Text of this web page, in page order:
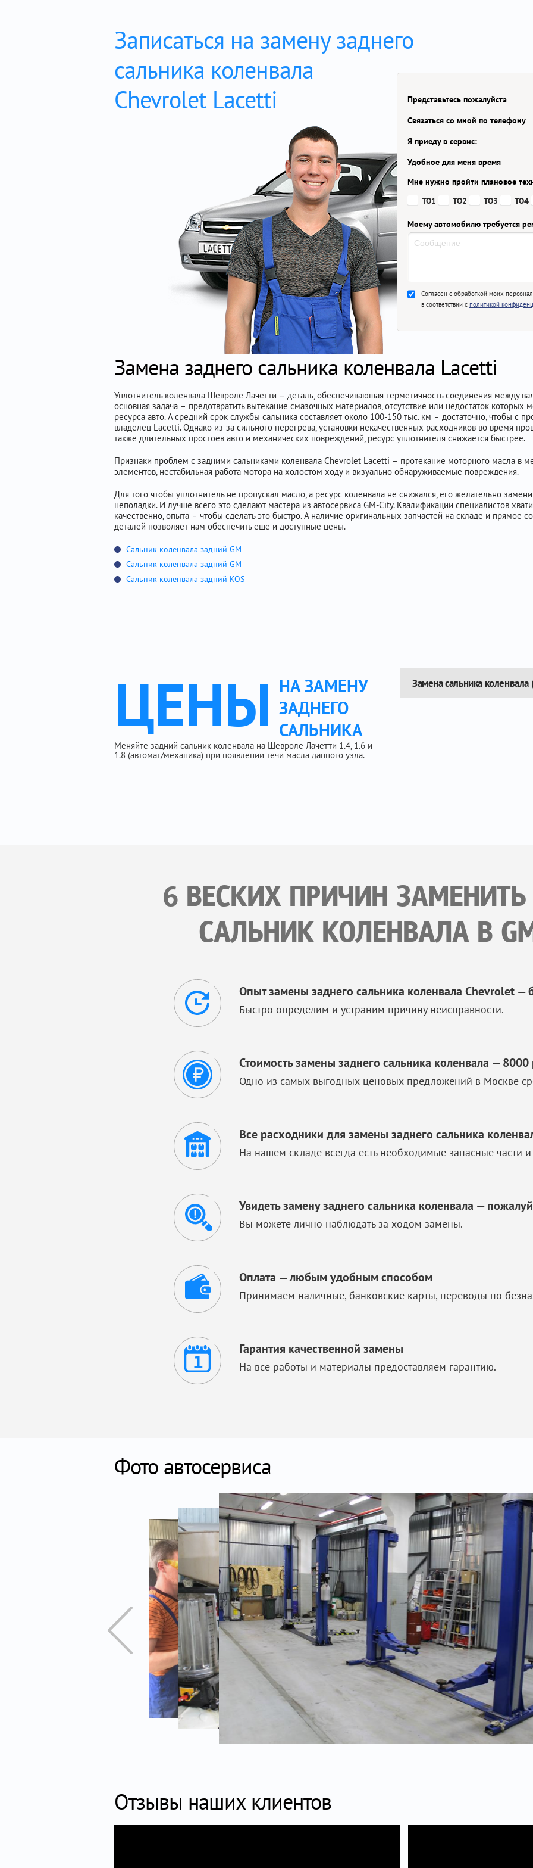
Записаться на замену заднего
сальника коленвала
Chevrolet Lacetti
Представьтесь пожалуйста
Связаться со мной по телефону
Я приеду в сервис:
Удобное для меня время
Мне нужно пройти плановое
ТО1
ТО2 ТО3 ТО4
Моему автомобилю требуется
Согласен с обработкой моих
в соответствии с политикой
Замена заднего сальника коленвала Lacetti
Уплотнитель коленвала Шевроле Лачетти – деталь, обеспечивающая герметичность соединения между
основная задача – предотвратить вытекание смазочных материалов, отсутствие или недостаток которых
ресурса авто. А средний срок службы сальника составляет около 100-150 тыс. км – достаточно, чтобы с
владелец Lacetti. Однако из-за сильного перегрева, установки некачественных расходников во время
также длительных простоев авто и механических повреждений, ресурс уплотнителя снижается быстрее.
Признаки проблем с задними сальниками коленвала Chevrolet Lacetti – протекание моторного масла в
элементов, нестабильная работа мотора на холостом ходу и визуально обнаруживаемые повреждения.
Для того чтобы уплотнитель не пропускал масло, а ресурс коленвала не снижался, его желательно
неполадки. И лучше всего это сделают мастера из автосервиса GM-City. Квалификации специалистов
качественно, опыта – чтобы сделать это быстро. А наличие оригинальных запчастей на складе и прямое
деталей позволяет нам обеспечить еще и доступные цены.
Сальник коленвала задний GM
Сальник коленвала задний GM
Сальник коленвала задний KOS
ЦЕНЫ НА ЗАМЕНУ
ЗАДНЕГО
САЛЬНИКА
Меняйте задний сальник коленвала на Шевроле Лачетти 1.4, 1.6 и
1.8 (автомат/механика) при появлении течи масла данного узла.
Замена сальника коленвала
6 ВЕСКИХ ПРИЧИН
САЛЬНИК КОЛЕНВАЛА В
Опыт замены заднего сальника коленвала Chevrolet —
Быстро определим и устраним причину неисправности.
Стоимость замены заднего сальника коленвала — 8000
Одно из самых выгодных ценовых предложений в Москве
Все расходники для замены заднего сальника
На нашем складе всегда есть необходимые запасные части
Увидеть замену заднего сальника коленвала —
Вы можете лично наблюдать за ходом замены.
Оплата — любым удобным способом
Принимаем наличные, банковские карты, переводы по
Гарантия качественной замены
На все работы и материалы предоставляем гарантию.
Фото автосервиса
Отзывы наших клиентов